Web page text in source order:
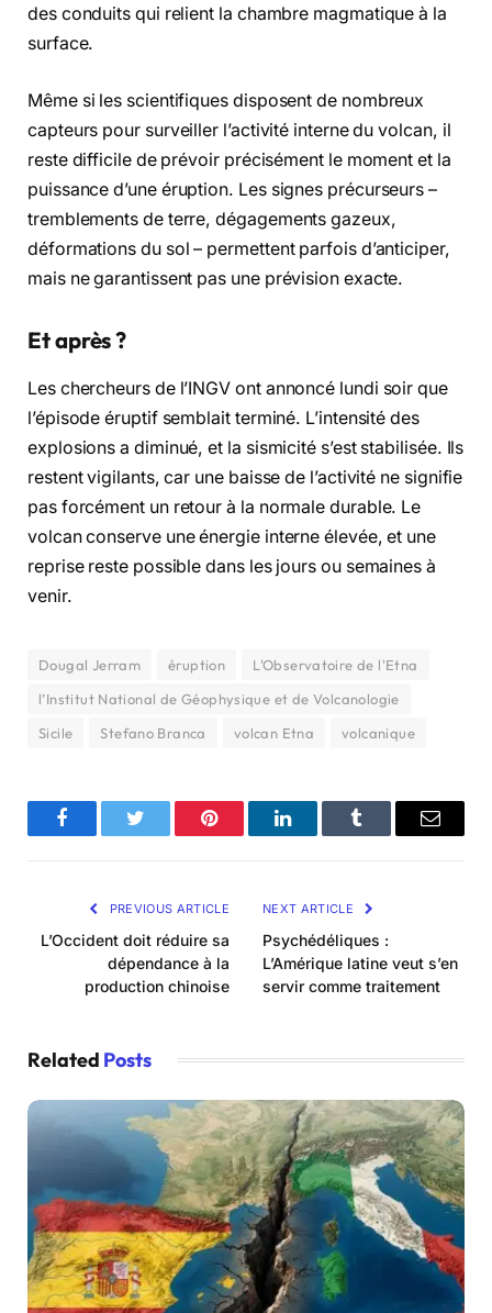
des conduits qui relient la chambre magmatique à la
surface.
Même si les scientifiques disposent de nombreux
capteurs pour surveiller l’activité interne du volcan, il
reste difficile de prévoir précisément le moment et la
puissance d’une éruption. Les signes précurseurs –
tremblements de terre, dégagements gazeux,
déformations du sol – permettent parfois d’anticiper,
mais ne garantissent pas une prévision exacte.
Et après ?
Les chercheurs de l’INGV ont annoncé lundi soir que
l’épisode éruptif semblait terminé. L’intensité des
explosions a diminué, et la sismicité s’est stabilisée. Ils
restent vigilants, car une baisse de l’activité ne signifie
pas forcément un retour à la normale durable. Le
volcan conserve une énergie interne élevée, et une
reprise reste possible dans les jours ou semaines à
venir.
Dougal Jerram éruption
L'Observatoire de l'Etna
l’Institut National de Géophysique et de Volcanologie
Sicile
Stefano Branca volcan Etna volcanique
FacebookTwitter Pinterest LinkedInTumblr Email
PREVIOUS ARTICLE
L’Occident doit réduire sa
dépendance à la
production chinoise
NEXT ARTICLE
Psychédéliques :
L’Amérique latine veut s’en
servir comme traitement
Related Posts